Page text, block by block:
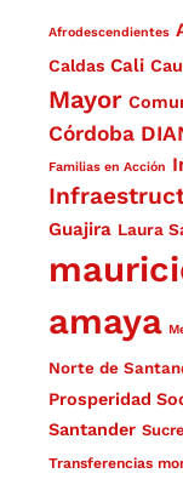
Afrodescendientes
Caldas Cali
Mayor
Córdoba
Familias en Acción
Guajira Laura
amaya
Norte de
Prosperidad
Santander Sucre
Transferencias